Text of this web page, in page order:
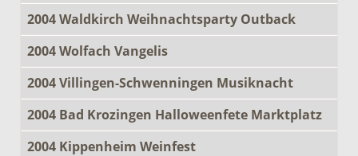
2004 Waldkirch Weihnachtsparty Outback
2004 Wolfach Vangelis
2004 Villingen-Schwenningen Musiknacht
2004 Bad Krozingen Halloweenfete Marktplatz
2004 Kippenheim Weinfest